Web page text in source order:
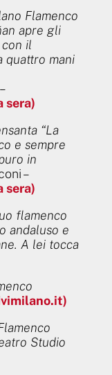
Flamenco
apre gli
il
quattro mani
sera)
“La
e sempre
in
–
sera)
flamenco
andaluso e
A lei tocca
Studio